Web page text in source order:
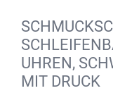
UHREN,
MIT DRUCK